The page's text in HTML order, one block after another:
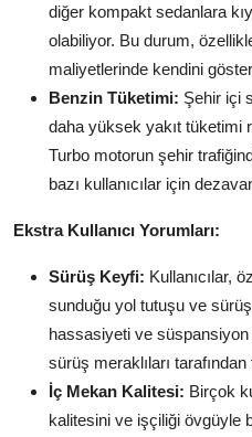
diğer kompakt sedanlara
olabiliyor. Bu durum,
maliyetlerinde kendini
Benzin Tüketimi: Şehir içi
daha yüksek yakıt tüketimi
Turbo motorun şehir
bazı kullanıcılar için
Ekstra Kullanıcı Yorumları:
Sürüş Keyfi: Kullanıcılar,
sunduğu yol tutuşu ve
hassasiyeti ve
sürüş meraklıları
İç Mekan Kalitesi: Birçok
kalitesini ve işçiliği övgüyle